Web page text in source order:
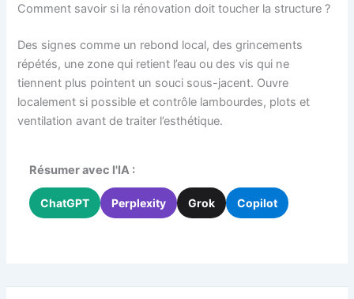
Comment savoir si la rénovation doit toucher la structure ?
Des signes comme un rebond local, des grincements
répétés, une zone qui retient l’eau ou des vis qui ne
tiennent plus pointent un souci sous-jacent. Ouvre
localement si possible et contrôle lambourdes, plots et
ventilation avant de traiter l’esthétique.
Résumer avec l'IA :
ChatGPT Perplexity Grok Copilot